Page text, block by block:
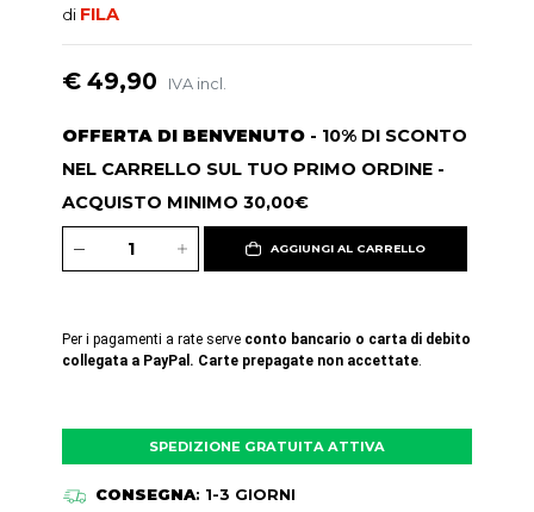
di FILA
€ 49,90 IVA incl.
OFFERTA DI BENVENUTO - 10% DI SCONTO
NEL CARRELLO SUL TUO PRIMO ORDINE -
ACQUISTO MINIMO 30,00€
AGGIUNGI AL CARRELLO
Per i pagamenti a rate serve conto bancario o carta di debito
collegata a PayPal. Carte prepagate non accettate.
SPEDIZIONE GRATUITA ATTIVA
CONSEGNA: 1-3 GIORNI